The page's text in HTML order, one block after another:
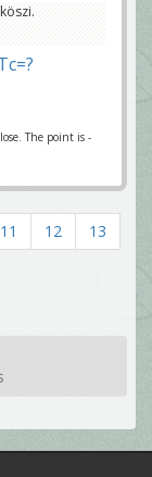
The point is -
11 12
13